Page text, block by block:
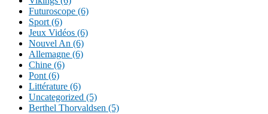
Futuroscope (6)
Sport (6)
Jeux Vidéos (6)
Nouvel An (6)
Allemagne (6)
Chine (6)
Pont (6)
Littérature (6)
Uncategorized (5)
Berthel Thorvaldsen (5)